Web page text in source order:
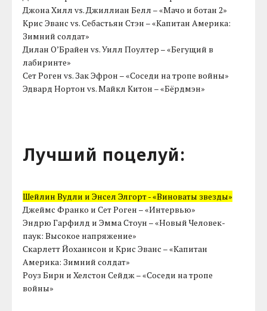
Джона Хилл vs. Джиллиан Белл – «Мачо и ботан 2»
Крис Эванс vs. Себастьян Стэн – «Капитан Америка:
Зимний солдат»
Дилан О’Брайен vs. Уилл Поултер – «Бегущий в
лабиринте»
Сет Роген vs. Зак Эфрон – «Соседи на тропе войны»
Эдвард Нортон vs. Майкл Китон – «Бёрдмэн»
Лучший поцелуй:
Шейлин Вудли и Энсел Элгорт - «Виноваты звезды»
Джеймс Франко и Сет Роген – «Интервью»
Эндрю Гарфилд и Эмма Стоун – «Новый Человек-
паук: Высокое напряжение»
Скарлетт Йоханнсон и Крис Эванс – «Капитан
Америка: Зимний солдат»
Роуз Бирн и Хелстон Сейдж – «Соседи на тропе
войны»